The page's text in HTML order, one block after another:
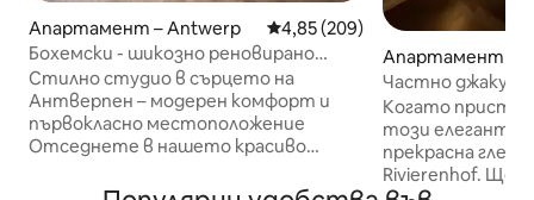
Апартамент – Antwerp Средна оценка: 4,85 от 5,
4,85 (209)
Бохемски - шикозно реновирано
студио
Стилно студио в сърцето на
Антверпен – модерен комфорт и
първокласно местоположение
Отседнете в нашето красиво
разположено в историческия
Апартамент –
Частно джакузи
паркинг @
Когато
този
прекрасна гледка
Rivierenhof. Ще ви хареса да се